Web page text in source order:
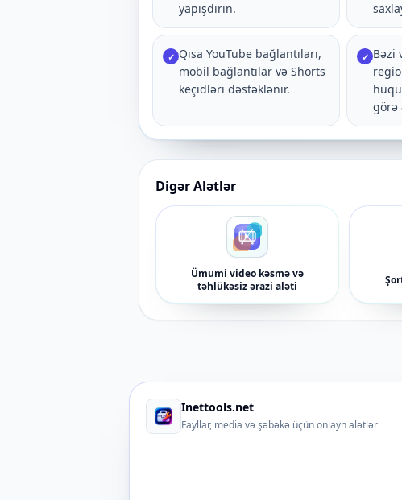
yapışdırın.
✓ Qısa YouTube bağlantıları,
mobil bağlantılar və Shorts
keçidləri dəstəklənir.
✓ Bəzi
görə
Digər Alətlər
Ümumi video kəsmə və
təhlükəsiz ərazi aləti
Inettools.net
Fayllar, media və şəbəkə üçün onlayn alətlər